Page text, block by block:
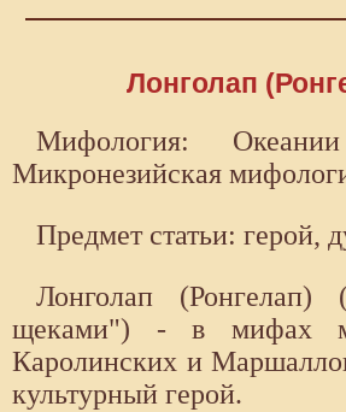
Лонголап
Мифология:
Микронезийская
Предмет статьи: герой,
Лонголап
щеками") - в мифах
Каролинских и
культурный герой.